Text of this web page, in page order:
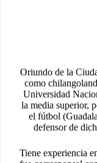
Oriundo de la
como
Universidad
la media superior,
el fútbol
defensor de
Tiene experiencia